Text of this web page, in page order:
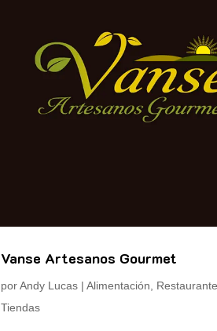
Vanse Artesanos Gourmet
porAndy Lucas |Alimentación
Tiendas